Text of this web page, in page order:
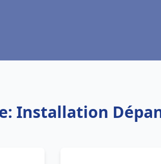
Installation